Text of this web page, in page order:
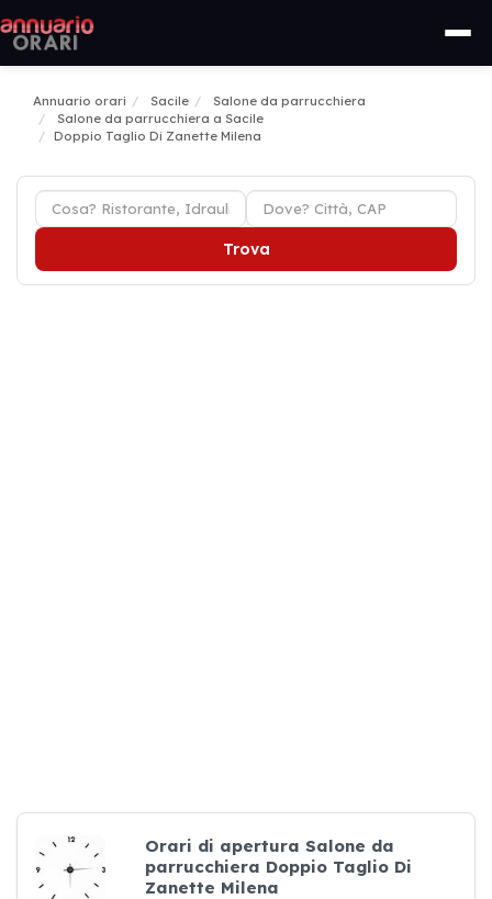
Annuario orari Sacile
Salone da parrucchiera
Salone da parrucchiera a Sacile
Doppio Taglio Di Zanette Milena
Trova
Orari di apertura Salone da
parrucchiera Doppio Taglio Di
Zanette Milena